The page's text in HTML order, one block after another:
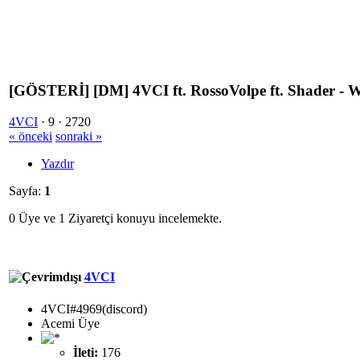
[GÖSTERİ] [DM] 4VCI ft. RossoVolpe ft. Shader -
4VCI · 9 · 2720
« önceki sonraki »
Yazdır
Sayfa: 1
0 Üye ve 1 Ziyaretçi konuyu incelemekte.
4VCI
4VCI#4969(discord)
Acemi Üye
İleti: 176